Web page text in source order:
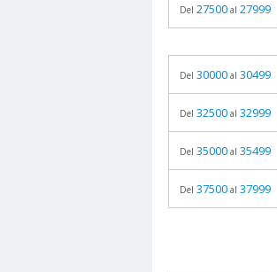
Del 27500 al 27999
Del 30000 al 30499
Del 32500 al 32999
Del 35000 al 35499
Del 37500 al 37999